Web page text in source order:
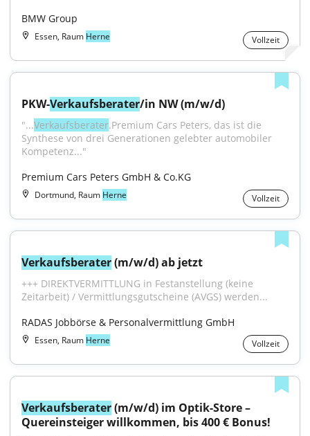
BMW Group
Essen, Raum Herne Vollzeit
PKW-Verkaufsberater/in NW (m/w/d)
"...Verkaufsberater.Premium Cars Peters, das ist die
Synthese von drei Generationen gelebter automobiler
Kompetenz..."
Premium Cars Peters GmbH & Co.KG
Dortmund, Raum Herne Vollzeit
Verkaufsberater (m/w/d) ab jetzt
+++ DIREKTVERMITTLUNG in Festanstellung (keine
Zeitarbeit) / Vermittlungsgutscheine (AVGS) werden...
RADAS Jobbörse & Personalvermittlung GmbH
Essen, Raum Herne Vollzeit
Verkaufsberater (m/w/d) im Optik-Store –
Quereinsteiger willkommen, bis 400 € Bonus!